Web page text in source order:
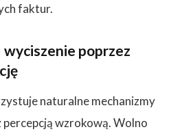
faktur.
poprzez
naturalne mechanizmy
percepcją wzrokową. Wolno